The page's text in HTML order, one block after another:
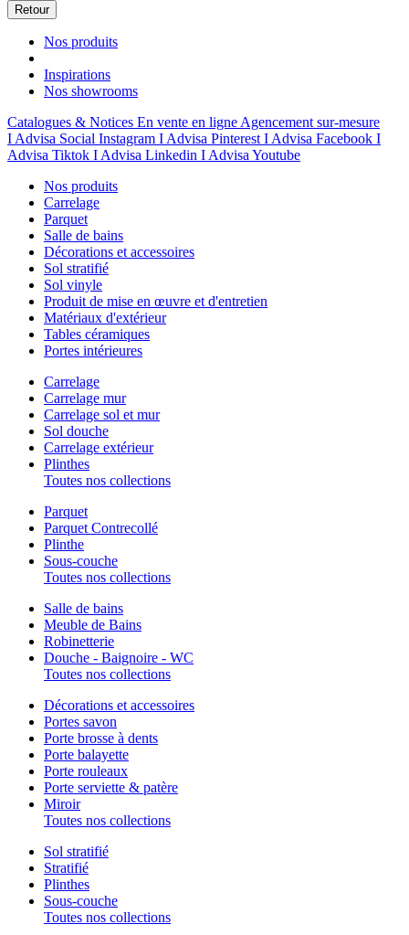
Retour
Nos produits
Inspirations
Nos showrooms
Catalogues & Notices En vente en ligne Agencement sur-mesure
I Advisa Social Instagram I Advisa Pinterest I Advisa Facebook I
Advisa Tiktok I Advisa Linkedin I Advisa Youtube
Nos produits
Carrelage
Parquet
Salle de bains
Décorations et accessoires
Sol stratifié
Sol vinyle
Produit de mise en œuvre et d'entretien
Matériaux d'extérieur
Tables céramiques
Portes intérieures
Carrelage
Carrelage mur
Carrelage sol et mur
Sol douche
Carrelage extérieur
Plinthes
Toutes nos collections
Parquet
Parquet Contrecollé
Plinthe
Sous-couche
Toutes nos collections
Salle de bains
Meuble de Bains
Robinetterie
Douche - Baignoire - WC
Toutes nos collections
Décorations et accessoires
Portes savon
Porte brosse à dents
Porte balayette
Porte rouleaux
Porte serviette & patère
Miroir
Toutes nos collections
Sol stratifié
Stratifié
Plinthes
Sous-couche
Toutes nos collections